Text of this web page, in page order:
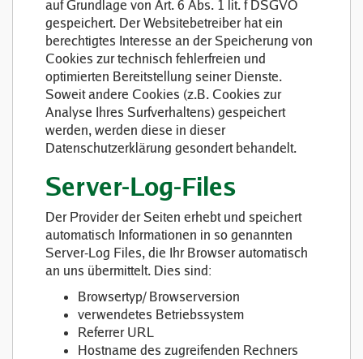
auf Grundlage von Art. 6 Abs. 1 lit. f DSGVO
gespeichert. Der Websitebetreiber hat ein
berechtigtes Interesse an der Speicherung von
Cookies zur technisch fehlerfreien und
optimierten Bereitstellung seiner Dienste.
Soweit andere Cookies (z.B. Cookies zur
Analyse Ihres Surfverhaltens) gespeichert
werden, werden diese in dieser
Datenschutzerklärung gesondert behandelt.
Server-Log-Files
Der Provider der Seiten erhebt und speichert
automatisch Informationen in so genannten
Server-Log Files, die Ihr Browser automatisch
an uns übermittelt. Dies sind:
Browsertyp/ Browserversion
verwendetes Betriebssystem
Referrer URL
Hostname des zugreifenden Rechners